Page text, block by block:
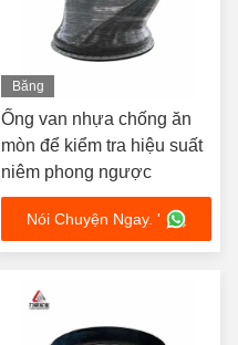
Băng
Ống van nhựa chống ăn
mòn để kiểm tra hiệu suất
niêm phong ngược
Nói Chuyện Ngay. '